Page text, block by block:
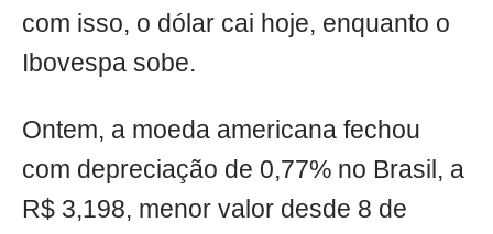
com isso, o dólar cai hoje, enquanto o
Ibovespa sobe.
Ontem, a moeda americana fechou
com depreciação de 0,77% no Brasil, a
R$ 3,198, menor valor desde 8 de